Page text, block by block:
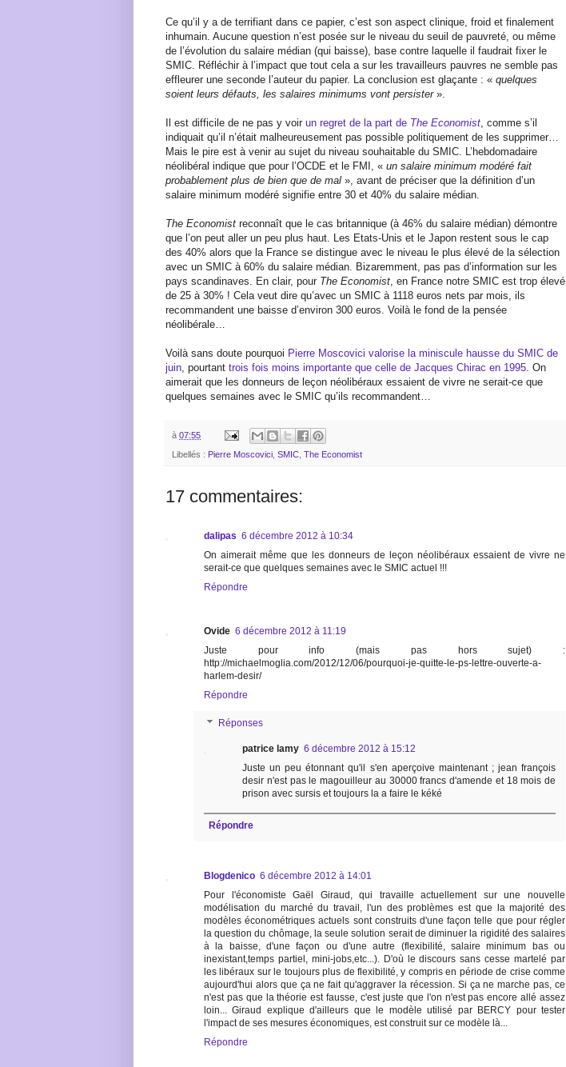
Ce qu’il y a de terrifiant dans ce papier, c’est son aspect clinique, froid et finalement
inhumain. Aucune question n’est posée sur le niveau du seuil de pauvreté, ou même
de l’évolution du salaire médian (qui baisse), base contre laquelle il faudrait fixer le
SMIC. Réfléchir à l’impact que tout cela a sur les travailleurs pauvres ne semble pas
effleurer une seconde l’auteur du papier. La conclusion est glaçante : « quelques
soient leurs défauts, les salaires minimums vont persister».
Il est difficile de ne pas y voir un regret de la part de The Economist , comme s’il
indiquait qu’il n’était malheureusement pas possible politiquement de les supprimer…
Mais le pire est à venir au sujet du niveau souhaitable du SMIC. L’hebdomadaire
néolibéral indique que pour l’OCDE et le FMI, « un salaire minimum modéré fait
probablement plus de bien que de mal », avant de préciser que la définition d’un
salaire minimum modéré signifie entre 30 et 40% du salaire médian.
The Economist reconnaît que le cas britannique (à 46% du salaire médian) démontre
que l’on peut aller un peu plus haut. Les Etats-Unis et le Japon restent sous le cap
des 40% alors que la France se distingue avec le niveau le plus élevé de la sélection
avec un SMIC à 60% du salaire médian. Bizaremment, pas pas d’information sur les
pays scandinaves. En clair, pour The Economist , en France notre SMIC est trop élevé
de 25 à 30% ! Cela veut dire qu’avec un SMIC à 1118 euros nets par mois, ils
recommandent une baisse d’environ 300 euros. Voilà le fond de la pensée
néolibérale…
Voilà sans doute pourquoi Pierre Moscovici valorise la miniscule hausse du SMIC de
juin , pourtant trois fois moins importante que celle de Jacques Chirac en 1995 . On
aimerait que les donneurs de leçon néolibéraux essaient de vivre ne serait-ce que
quelques semaines avec le SMIC qu’ils recommandent…
à 07:55
Libellés : Pierre Moscovici SMIC The Economist
17 commentaires:
dalipas 6 décembre 2012 à 10:34
On aimerait même que les donneurs de leçon néolibéraux essaient de vivre ne
serait-ce que quelques semaines avec le SMIC actuel !!!
Répondre
Ovide 6 décembre 2012 à 11:19
Juste pour info (mais pas hors sujet) :
http://michaelmoglia.com/2012/12/06/pourquoi-je-quitte-le-ps-lettre-ouverte-a-
harlem-desir/
Répondre
Réponses
patrice lamy 6 décembre 2012 à 15:12
Juste un peu étonnant qu'il s'en aperçoive maintenant ; jean françois
desir n'est pas le magouilleur au 30000 francs d'amende et 18 mois de
prison avec sursis et toujours la a faire le kéké
Répondre
Blogdenico 6 décembre 2012 à 14:01
Pour l'économiste Gaël Giraud, qui travaille actuellement sur une nouvelle
modélisation du marché du travail, l'un des problèmes est que la majorité des
modèles économétriques actuels sont construits d'une façon telle que pour régler
la question du chômage, la seule solution serait de diminuer la rigidité des salaires
à la baisse, d'une façon ou d'une autre (flexibilité, salaire minimum bas ou
inexistant,temps partiel, mini-jobs,etc...). D'où le discours sans cesse martelé par
les libéraux sur le toujours plus de flexibilité, y compris en période de crise comme
aujourd'hui alors que ça ne fait qu'aggraver la récession. Si ça ne marche pas, ce
n'est pas que la théorie est fausse, c'est juste que l'on n'est pas encore allé assez
loin... Giraud explique d'ailleurs que le modèle utilisé par BERCY pour tester
l'impact de ses mesures économiques, est construit sur ce modèle là...
Répondre